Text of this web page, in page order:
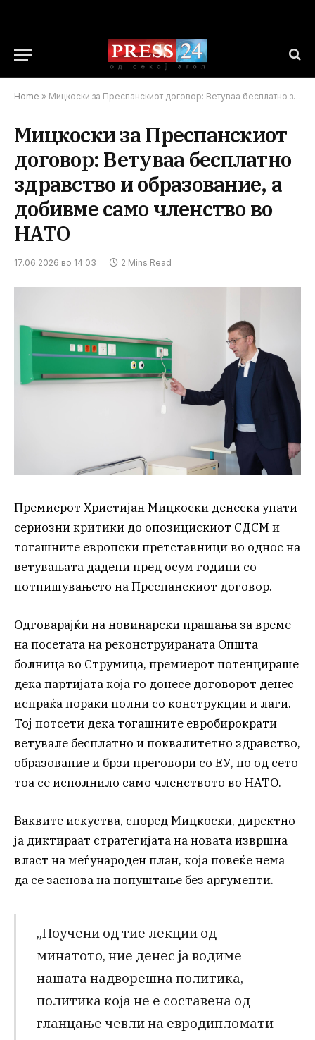
Home » Мицкоски за Преспанскиот договор: Ветуваа бесплатно здравство и образование, а добивме само членство во НАТО
Мицкоски за Преспанскиот
договор: Ветуваа бесплатно
здравство и образование, а
добивме само членство во
НАТО
17.06.2026 во 14:03 2 Mins Read
Премиерот Христијан Мицкоски денеска упати
сериозни критики до опозицискиот СДСМ и
тогашните европски претставници во однос на
ветувањата дадени пред осум години со
потпишувањето на Преспанскиот договор.
Одговарајќи на новинарски прашања за време
на посетата на реконструираната Општа
болница во Струмица, премиерот потенцираше
дека партијата која го донесе договорот денес
испраќа пораки полни со конструкции и лаги.
Тој потсети дека тогашните евробирократи
ветувале бесплатно и поквалитетно здравство,
образование и брзи преговори со ЕУ, но од сето
тоа се исполнило само членството во НАТО.
Ваквите искуства, според Мицкоски, директно
ја диктираат стратегијата на новата извршна
власт на меѓународен план, која повеќе нема
да се заснова на попуштање без аргументи.
„Поучени од тие лекции од
минатото, ние денес ја водиме
нашата надворешна политика,
политика која не е составена од
гланцање чевли на евродипломати